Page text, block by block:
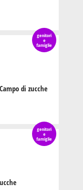
genitori
e
famiglie
di zucche
genitori
e
famiglie